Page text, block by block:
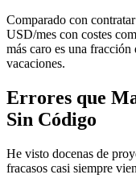
Comparado con
USD/mes con costes
más caro es una
vacaciones.
Errores que
Sin Código
He visto docenas de
fracasos casi siempre